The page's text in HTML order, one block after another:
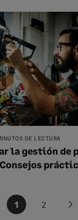
DE LECTURA
la gestión de
1 2